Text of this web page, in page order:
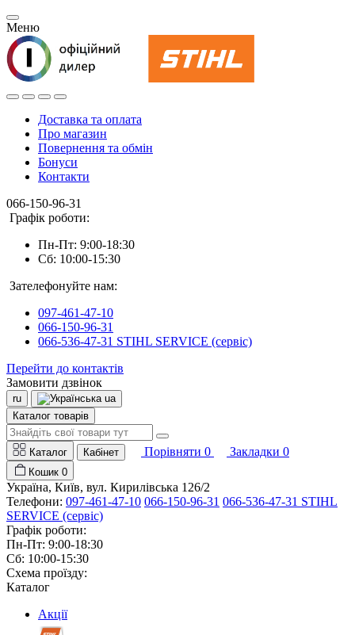
Меню
Доставка та оплата
Про магазин
Повернення та обмін
Бонуси
Контакти
066-150-96-31
Графік роботи:
Пн-Пт: 9:00-18:30
Сб: 10:00-15:30
Зателефонуйте нам:
097-461-47-10
066-150-96-31
066-536-47-31 STIHL SERVICE (сервіс)
Перейти до контактів
Замовити дзвінок
ru
ua
Каталог товарів
Каталог Кабінет Порівняти 0 Закладки 0
Кошик 0
Україна, Київ, вул. Кирилівська 126/2
Телефони: 097-461-47-10 066-150-96-31 066-536-47-31 STIHL
SERVICE (сервіс)
Графік роботи:
Пн-Пт: 9:00-18:30
Сб: 10:00-15:30
Схема проїзду:
Каталог
Акції